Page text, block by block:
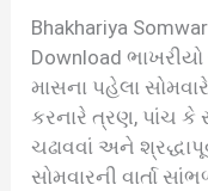
Bhakhariya
Download
માસના પહેલા
કરનારે ત્રણ, પાંચ કે
ચઢાવવાં અને
સોમવારની વાર્તા